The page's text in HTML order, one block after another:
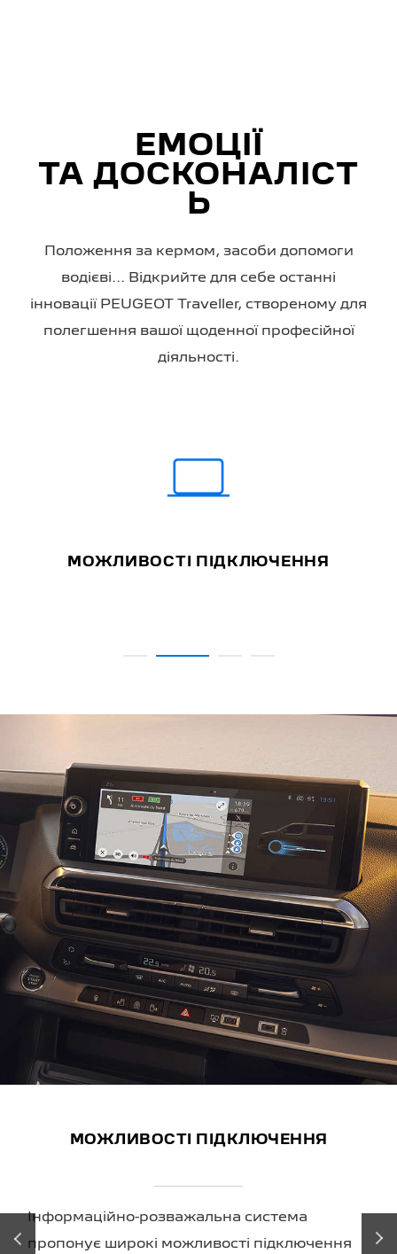
ЕМОЦІЇ
ТА ДОСКОНАЛІСТ
Ь
Положення за кермом, засоби допомоги
водієві... Відкрийте для себе останні
інновації PEUGEOT Traveller, створеному для
полегшення вашої щоденної професійної
діяльності.
МОЖЛИВОСТІ ПІДКЛЮЧЕННЯ
МОЖЛИВОСТІ ПІДКЛЮЧЕННЯ
Інформаційно-розважальна система
пропонує широкі можливості підключення
‹ ›